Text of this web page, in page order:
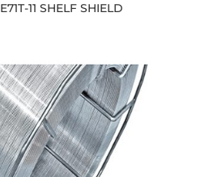
11 SHELF SHIELD